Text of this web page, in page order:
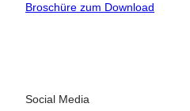
Broschüre zum Download
Social Media